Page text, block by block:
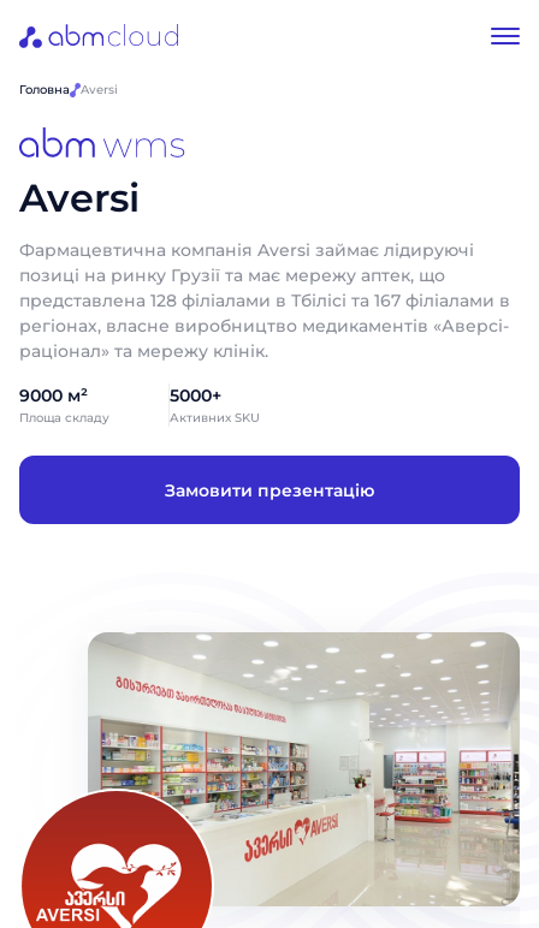
Головна Aversi
Aversi
Фармацевтична компанія Aversi займає лідируючі
позиці на ринку Грузії та має мережу аптек, що
представлена 128 філіалами в Тбілісі та 167 філіалами в
регіонах, власне виробництво медикаментів «Аверсі-
раціонал» та мережу клінік.
9000 м²
Площа складу
5000+
Активних SKU
Замовити презентацію